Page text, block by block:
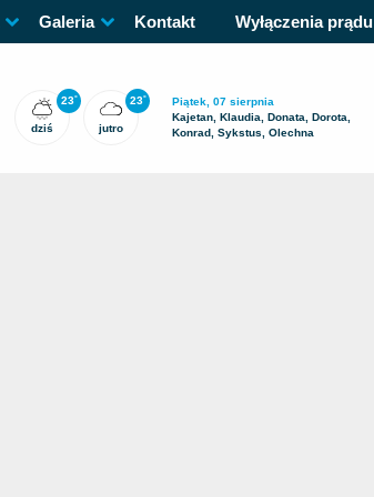
Galeria Kontakt Wyłączenia prądu
23°
dziś
23°
jutro
Piątek, 07 sierpnia
Kajetan, Klaudia, Donata, Dorota,
Konrad, Sykstus, Olechna